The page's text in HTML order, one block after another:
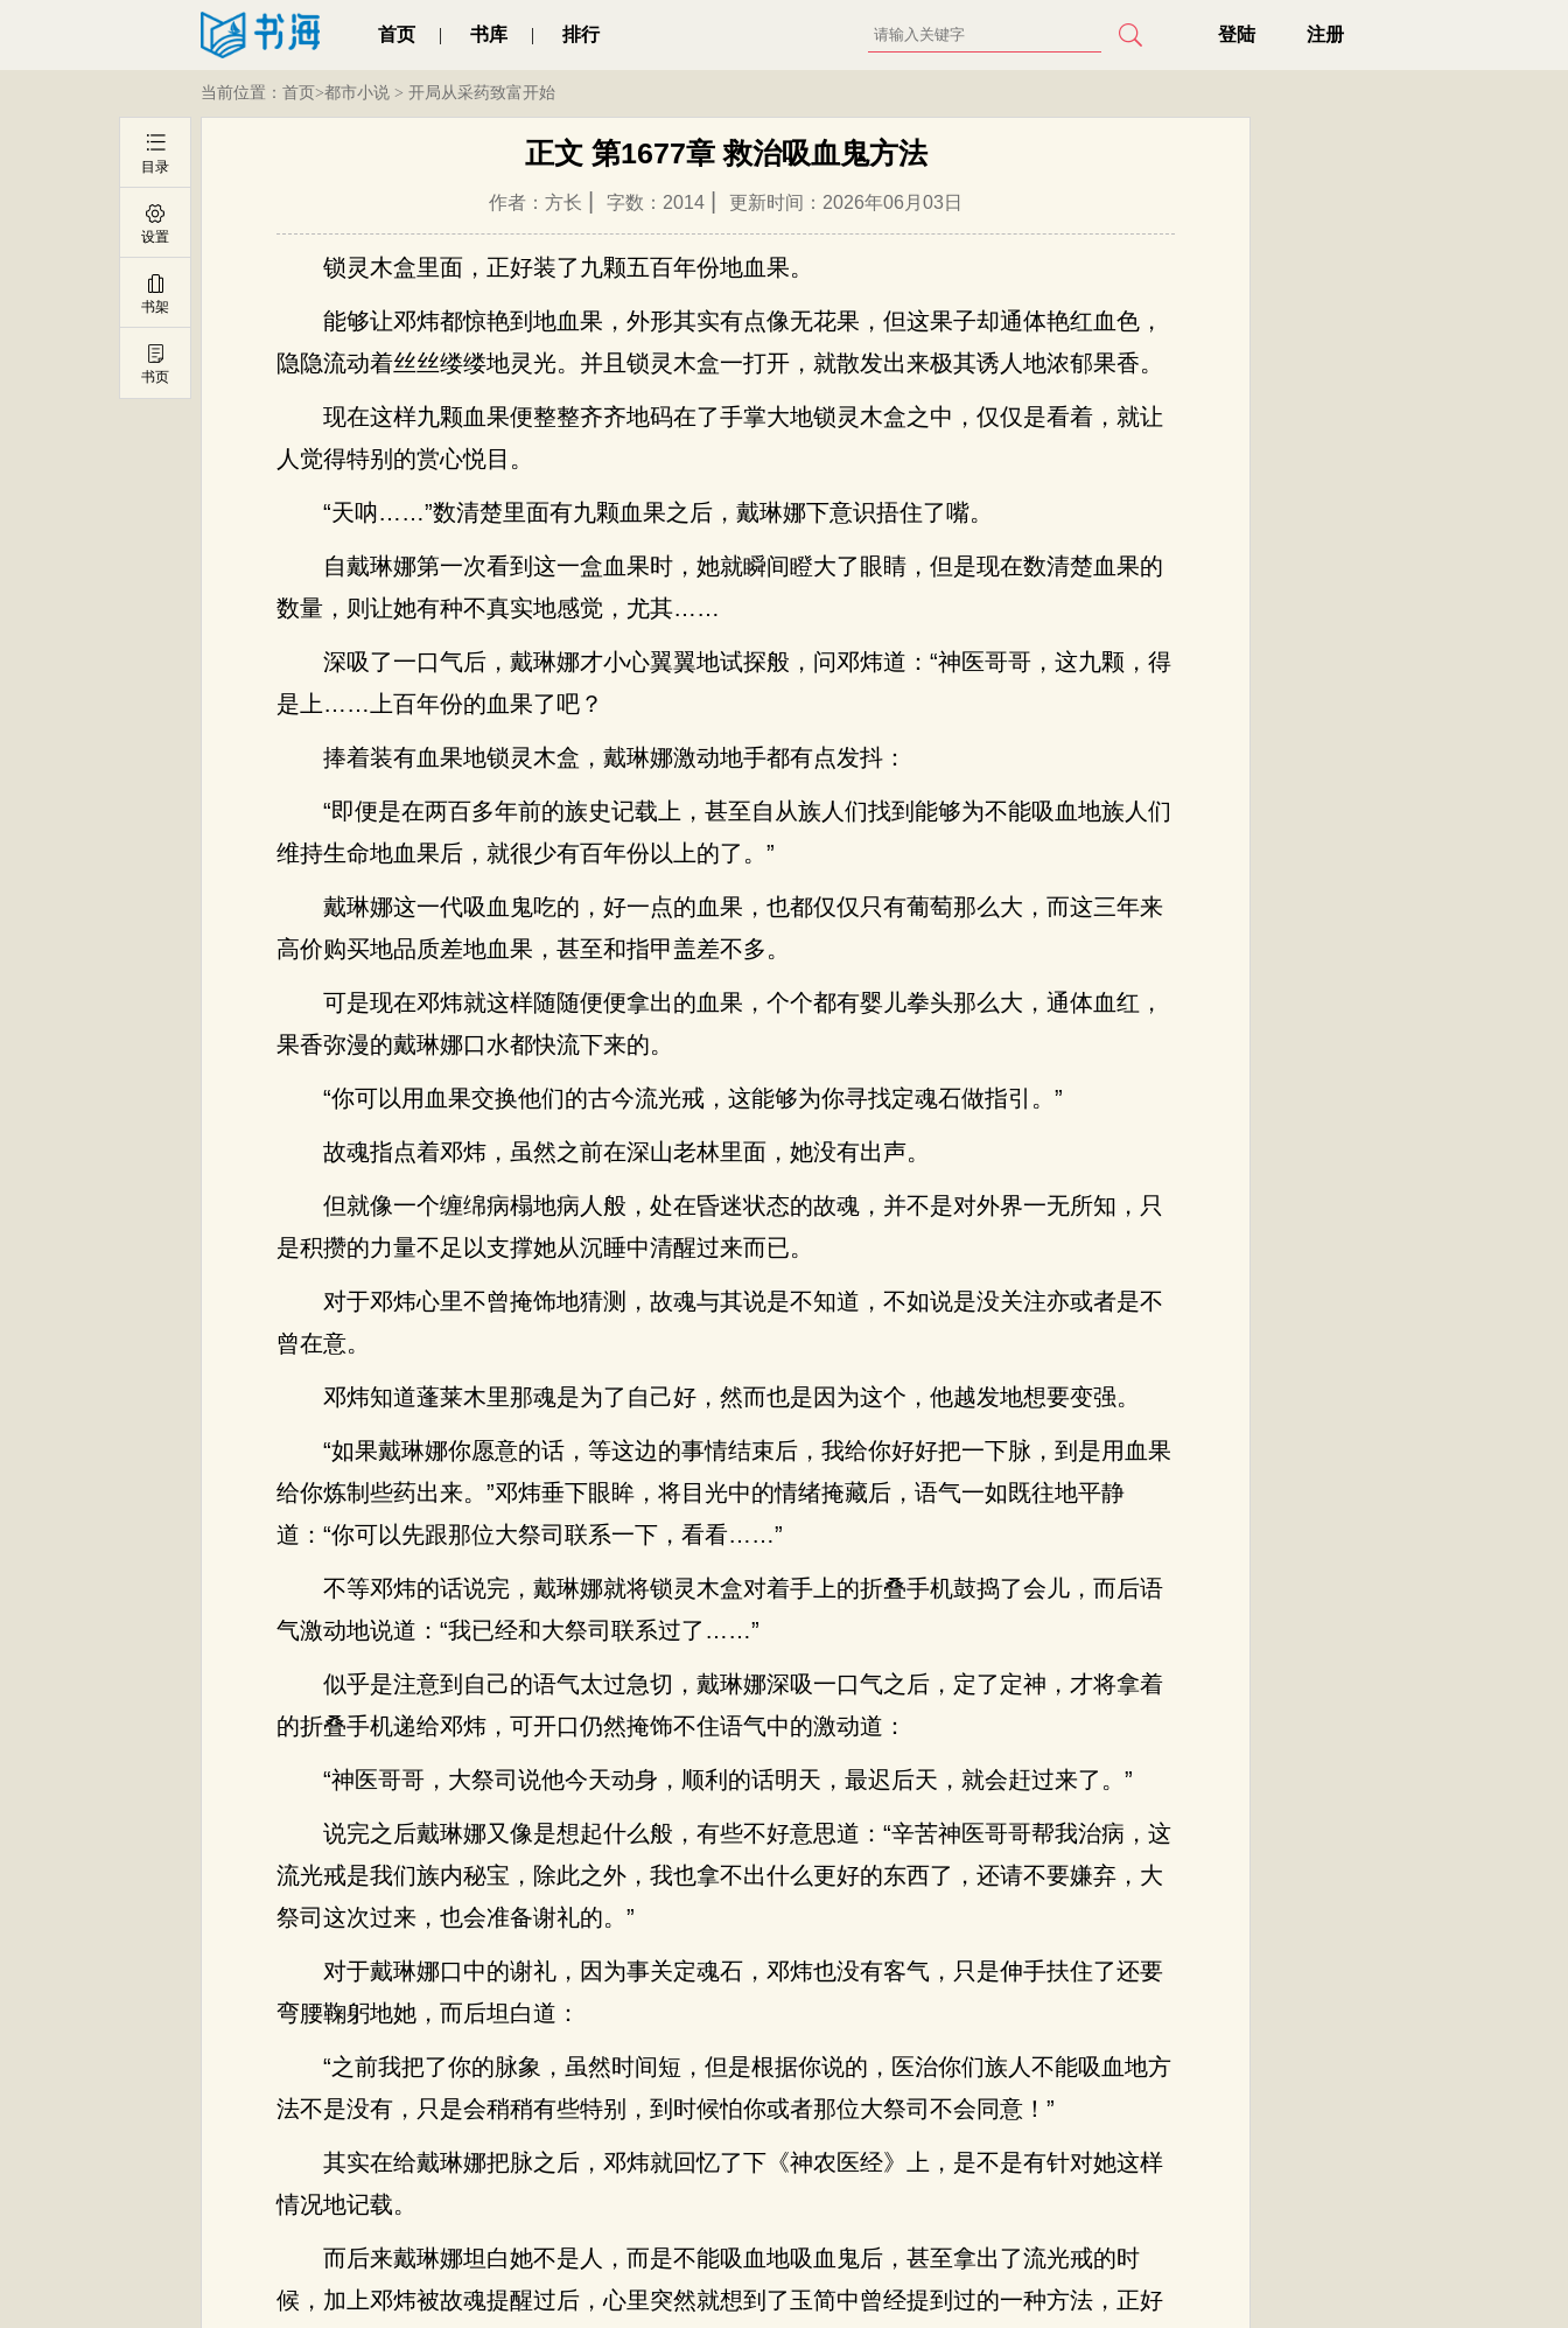
首页 | 书库 | 排行 登陆 注册
当前位置： 首页 >都市小说 > 开局从采药致富开始
目录
设置
书架
书页
正文 第1677章 救治吸血鬼方法
作者：方长 字数：2014 更新时间：2026年06月03日
锁灵木盒里面，正好装了九颗五百年份地血果。
能够让邓炜都惊艳到地血果，外形其实有点像无花果，但这果子却通体艳红血色，
隐隐流动着丝丝缕缕地灵光。并且锁灵木盒一打开，就散发出来极其诱人地浓郁果香。
现在这样九颗血果便整整齐齐地码在了手掌大地锁灵木盒之中，仅仅是看着，就让
人觉得特别的赏心悦目。
“天呐……”数清楚里面有九颗血果之后，戴琳娜下意识捂住了嘴。
自戴琳娜第一次看到这一盒血果时，她就瞬间瞪大了眼睛，但是现在数清楚血果的
数量，则让她有种不真实地感觉，尤其……
深吸了一口气后，戴琳娜才小心翼翼地试探般，问邓炜道：“神医哥哥，这九颗，得
是上……上百年份的血果了吧？
捧着装有血果地锁灵木盒，戴琳娜激动地手都有点发抖：
“即便是在两百多年前的族史记载上，甚至自从族人们找到能够为不能吸血地族人们
维持生命地血果后，就很少有百年份以上的了。”
戴琳娜这一代吸血鬼吃的，好一点的血果，也都仅仅只有葡萄那么大，而这三年来
高价购买地品质差地血果，甚至和指甲盖差不多。
可是现在邓炜就这样随随便便拿出的血果，个个都有婴儿拳头那么大，通体血红，
果香弥漫的戴琳娜口水都快流下来的。
“你可以用血果交换他们的古今流光戒，这能够为你寻找定魂石做指引。”
故魂指点着邓炜，虽然之前在深山老林里面，她没有出声。
但就像一个缠绵病榻地病人般，处在昏迷状态的故魂，并不是对外界一无所知，只
是积攒的力量不足以支撑她从沉睡中清醒过来而已。
对于邓炜心里不曾掩饰地猜测，故魂与其说是不知道，不如说是没关注亦或者是不
曾在意。
邓炜知道蓬莱木里那魂是为了自己好，然而也是因为这个，他越发地想要变强。
“如果戴琳娜你愿意的话，等这边的事情结束后，我给你好好把一下脉，到是用血果
给你炼制些药出来。”邓炜垂下眼眸，将目光中的情绪掩藏后，语气一如既往地平静
道：“你可以先跟那位大祭司联系一下，看看……”
不等邓炜的话说完，戴琳娜就将锁灵木盒对着手上的折叠手机鼓捣了会儿，而后语
气激动地说道：“我已经和大祭司联系过了……”
似乎是注意到自己的语气太过急切，戴琳娜深吸一口气之后，定了定神，才将拿着
的折叠手机递给邓炜，可开口仍然掩饰不住语气中的激动道：
“神医哥哥，大祭司说他今天动身，顺利的话明天，最迟后天，就会赶过来了。”
说完之后戴琳娜又像是想起什么般，有些不好意思道：“辛苦神医哥哥帮我治病，这
流光戒是我们族内秘宝，除此之外，我也拿不出什么更好的东西了，还请不要嫌弃，大
祭司这次过来，也会准备谢礼的。”
对于戴琳娜口中的谢礼，因为事关定魂石，邓炜也没有客气，只是伸手扶住了还要
弯腰鞠躬地她，而后坦白道：
“之前我把了你的脉象，虽然时间短，但是根据你说的，医治你们族人不能吸血地方
法不是没有，只是会稍稍有些特别，到时候怕你或者那位大祭司不会同意！”
其实在给戴琳娜把脉之后，邓炜就回忆了下《神农医经》上，是不是有针对她这样
情况地记载。
而后来戴琳娜坦白她不是人，而是不能吸血地吸血鬼后，甚至拿出了流光戒的时
候，加上邓炜被故魂提醒过后，心里突然就想到了玉简中曾经提到过的一种方法，正好